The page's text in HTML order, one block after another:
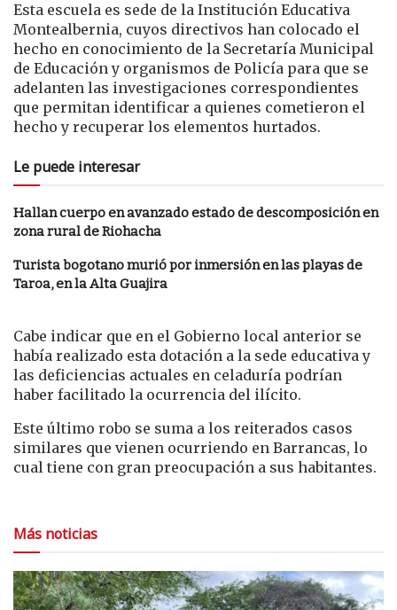
Esta escuela es sede de la Institución Educativa
Montealbernia, cuyos directivos han colocado el
hecho en conocimiento de la Secretaría Municipal
de Educación y organismos de Policía para que se
adelanten las investigaciones correspondientes
que permitan identificar a quienes cometieron el
hecho y recuperar los elementos hurtados.
Le puede interesar
Hallan cuerpo en avanzado estado de descomposición en
zona rural de Riohacha
Turista bogotano murió por inmersión en las playas de
Taroa, en la Alta Guajira
Cabe indicar que en el Gobierno local anterior se
había realizado esta dotación a la sede educativa y
las deficiencias actuales en celaduría podrían
haber facilitado la ocurrencia del ilícito.
Este último robo se suma a los reiterados casos
similares que vienen ocurriendo en Barrancas, lo
cual tiene con gran preocupación a sus habitantes.
Más noticias